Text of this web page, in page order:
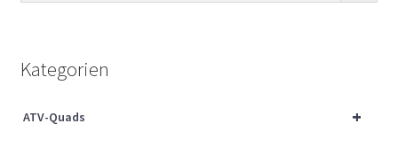
Über uns
Kategorien
+
ATV-Quads